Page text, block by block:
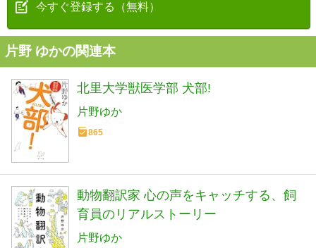
今すぐ登録する（無料）
片野 ゆかの関連本
北里大学獣医学部 犬部!
片野ゆか
865
動物翻訳家 心の声をキャッチする、飼
育員のリアルストーリー
片野ゆか